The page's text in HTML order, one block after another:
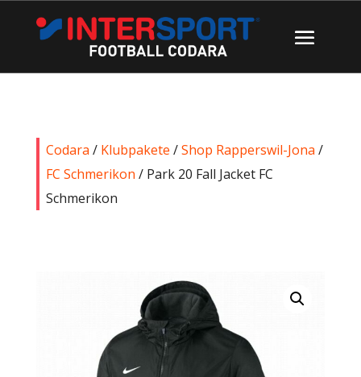
Codara / Klubpakete /Shop Rapperswil-Jona /
FC Schmerikon / Park 20 Fall Jacket FC
Schmerikon